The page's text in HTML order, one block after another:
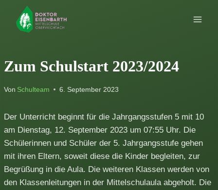
Inhalt
springen
Zum Schulstart 2023/2024
Von Schulteam 6. September 2023
Der Unterricht beginnt für die Jahrgangsstufen 5 mit 10
am Dienstag, 12. September 2023 um 07:55 Uhr. Die
Schülerinnen und Schüler der 5. Jahrgangsstufe gehen
mit ihren Eltern, soweit diese die Kinder begleiten, zur
Begrüßung in die Aula. Die weiteren Klassen werden von
den Klassenleitungen in der Mittelschulaula abgeholt. Die